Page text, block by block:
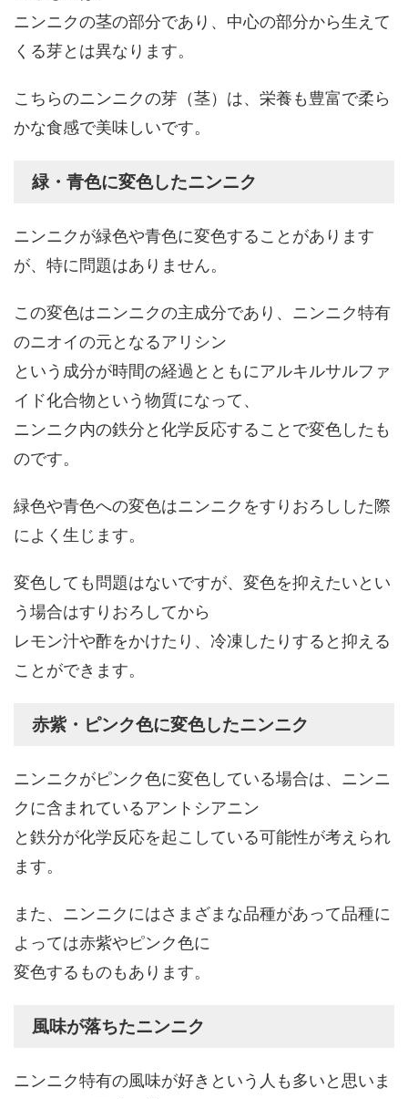
ニンニクの茎の部分であり、中心の部分から生えて
くる芽とは異なります。
こちらのニンニクの芽（茎）は、栄養も豊富で柔ら
かな食感で美味しいです。
緑・青色に変色したニンニク
ニンニクが緑色や青色に変色することがあります
が、特に問題はありません。
この変色はニンニクの主成分であり、ニンニク特有
のニオイの元となるアリシン
という成分が時間の経過とともにアルキルサルファ
イド化合物という物質になって、
ニンニク内の鉄分と化学反応することで変色したも
のです。
緑色や青色への変色はニンニクをすりおろしした際
によく生じます。
変色しても問題はないですが、変色を抑えたいとい
う場合はすりおろしてから
レモン汁や酢をかけたり、冷凍したりすると抑える
ことができます。
赤紫・ピンク色に変色したニンニク
ニンニクがピンク色に変色している場合は、ニンニ
クに含まれているアントシアニン
と鉄分が化学反応を起こしている可能性が考えられ
ます。
また、ニンニクにはさまざまな品種があって品種に
よっては赤紫やピンク色に
変色するものもあります。
風味が落ちたニンニク
ニンニク特有の風味が好きという人も多いと思いま